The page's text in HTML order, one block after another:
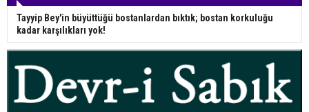
Tayyip Bey'in büyüttüğü bostanlardan bıktık; bostan korkuluğu
kadar karşılıkları yok!